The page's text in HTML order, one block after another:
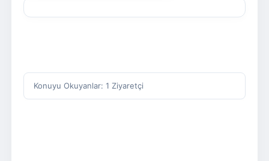
Konuyu Okuyanlar: 1 Ziyaretçi